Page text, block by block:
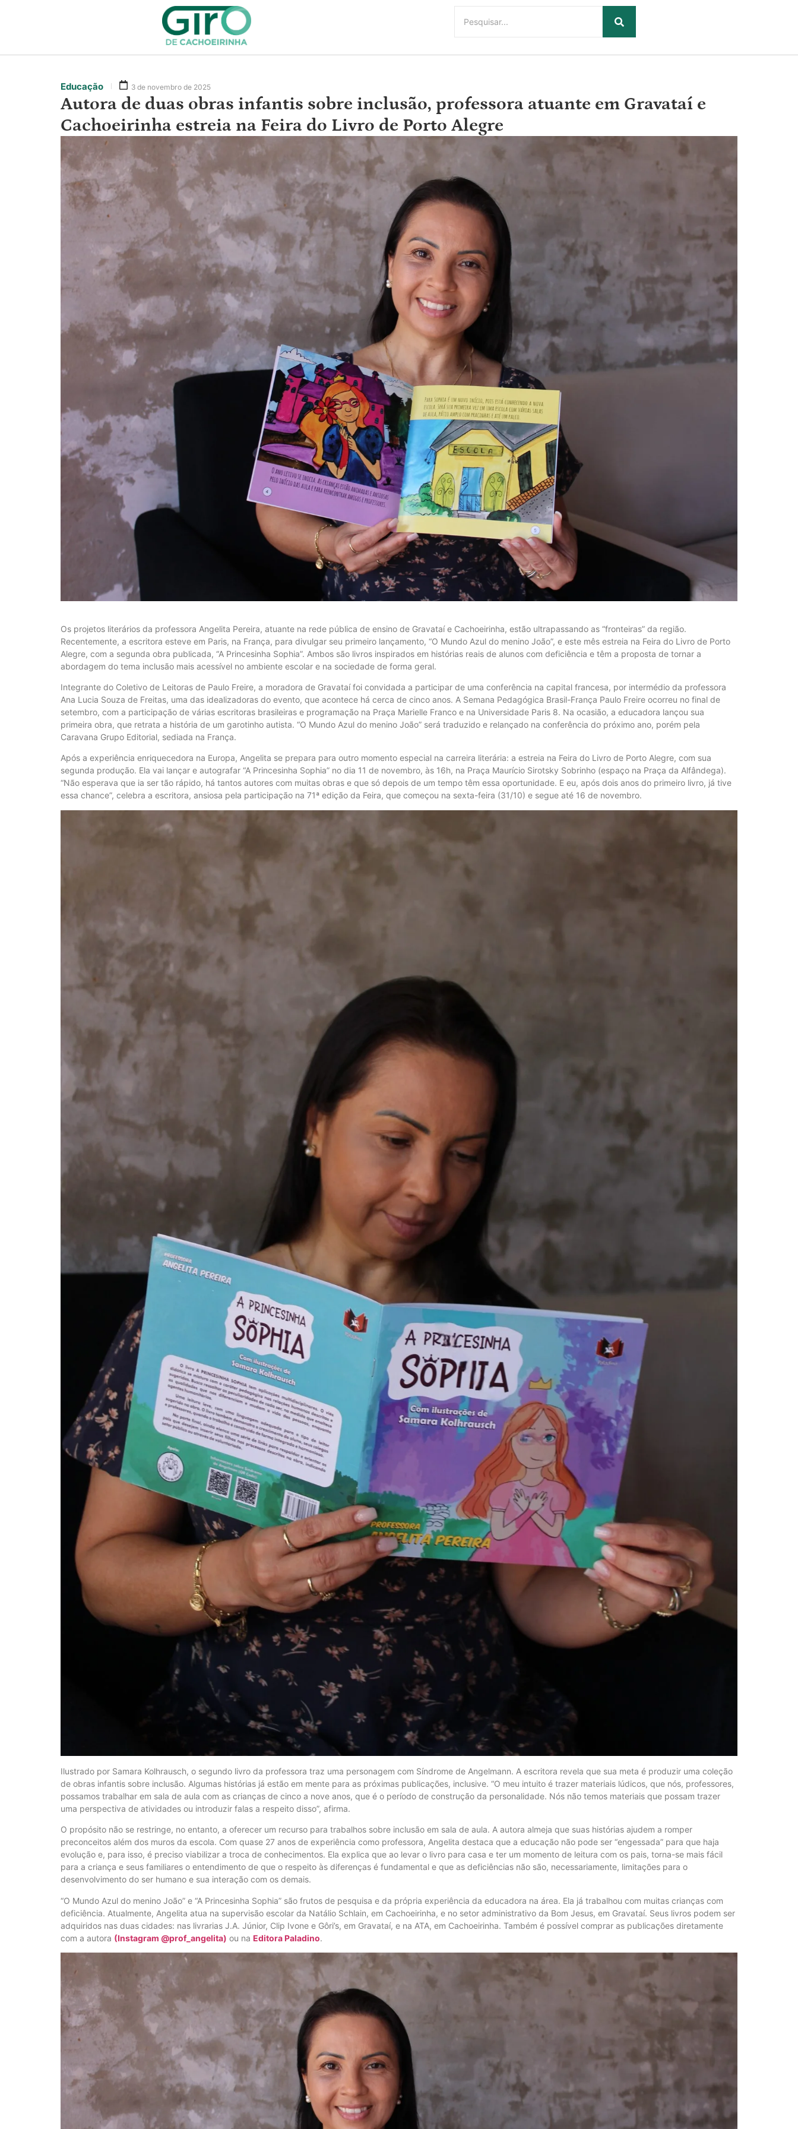
Educação 3 de novembro de 2025
Autora de duas obras infantis sobre inclusão, professora atuante em Gravataí e
Cachoeirinha estreia na Feira do Livro de Porto Alegre
Os projetos literários da professora Angelita Pereira, atuante na rede pública de ensino de Gravataí e Cachoeirinha, estão ultrapassando as “fronteiras” da região.
Recentemente, a escritora esteve em Paris, na França, para divulgar seu primeiro lançamento, “O Mundo Azul do menino João”, e este mês estreia na Feira do Livro de Porto
Alegre, com a segunda obra publicada, “A Princesinha Sophia”. Ambos são livros inspirados em histórias reais de alunos com deficiência e têm a proposta de tornar a
abordagem do tema inclusão mais acessível no ambiente escolar e na sociedade de forma geral.
Integrante do Coletivo de Leitoras de Paulo Freire, a moradora de Gravataí foi convidada a participar de uma conferência na capital francesa, por intermédio da professora
Ana Lucia Souza de Freitas, uma das idealizadoras do evento, que acontece há cerca de cinco anos. A Semana Pedagógica Brasil-França Paulo Freire ocorreu no final de
setembro, com a participação de várias escritoras brasileiras e programação na Praça Marielle Franco e na Universidade Paris 8. Na ocasião, a educadora lançou sua
primeira obra, que retrata a história de um garotinho autista. “O Mundo Azul do menino João” será traduzido e relançado na conferência do próximo ano, porém pela
Caravana Grupo Editorial, sediada na França.
Após a experiência enriquecedora na Europa, Angelita se prepara para outro momento especial na carreira literária: a estreia na Feira do Livro de Porto Alegre, com sua
segunda produção. Ela vai lançar e autografar “A Princesinha Sophia” no dia 11 de novembro, às 16h, na Praça Maurício Sirotsky Sobrinho (espaço na Praça da Alfândega).
“Não esperava que ia ser tão rápido, há tantos autores com muitas obras e que só depois de um tempo têm essa oportunidade. E eu, após dois anos do primeiro livro, já tive
essa chance”, celebra a escritora, ansiosa pela participação na 71ª edição da Feira, que começou na sexta-feira (31/10) e segue até 16 de novembro.
Ilustrado por Samara Kolhrausch, o segundo livro da professora traz uma personagem com Síndrome de Angelmann. A escritora revela que sua meta é produzir uma coleção
de obras infantis sobre inclusão. Algumas histórias já estão em mente para as próximas publicações, inclusive. “O meu intuito é trazer materiais lúdicos, que nós, professores,
possamos trabalhar em sala de aula com as crianças de cinco a nove anos, que é o período de construção da personalidade. Nós não temos materiais que possam trazer
uma perspectiva de atividades ou introduzir falas a respeito disso”, afirma.
O propósito não se restringe, no entanto, a oferecer um recurso para trabalhos sobre inclusão em sala de aula. A autora almeja que suas histórias ajudem a romper
preconceitos além dos muros da escola. Com quase 27 anos de experiência como professora, Angelita destaca que a educação não pode ser “engessada” para que haja
evolução e, para isso, é preciso viabilizar a troca de conhecimentos. Ela explica que ao levar o livro para casa e ter um momento de leitura com os pais, torna-se mais fácil
para a criança e seus familiares o entendimento de que o respeito às diferenças é fundamental e que as deficiências não são, necessariamente, limitações para o
desenvolvimento do ser humano e sua interação com os demais.
“O Mundo Azul do menino João” e “A Princesinha Sophia” são frutos de pesquisa e da própria experiência da educadora na área. Ela já trabalhou com muitas crianças com
deficiência. Atualmente, Angelita atua na supervisão escolar da Natálio Schlain, em Cachoeirinha, e no setor administrativo da Bom Jesus, em Gravataí. Seus livros podem ser
adquiridos nas duas cidades: nas livrarias J.A. Júnior, Clip Ivone e Gôri’s, em Gravataí, e na ATA, em Cachoeirinha. Também é possível comprar as publicações diretamente
com a autora (Instagram @prof_angelita) ou na Editora Paladino.